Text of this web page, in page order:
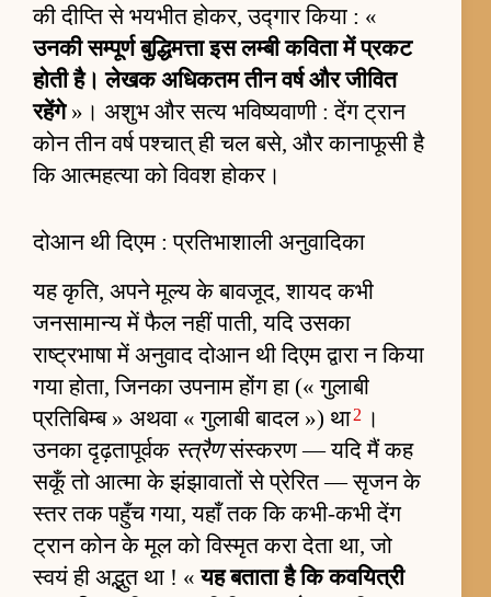
की दीप्ति से भयभीत होकर, उद्गार किया : «
उनकी सम्पूर्ण बुद्धिमत्ता इस लम्बी कविता में प्रकट
होती है। लेखक अधिकतम तीन वर्ष और जीवित
रहेंगे»। अशुभ और सत्य भविष्यवाणी : देंग ट्रान
कोन तीन वर्ष पश्चात् ही चल बसे, और कानाफूसी है
कि आत्महत्या को विवश होकर।
दोआन थी दिएम : प्रतिभाशाली अनुवादिका
यह कृति, अपने मूल्य के बावजूद, शायद कभी
जनसामान्य में फैल नहीं पाती, यदि उसका
राष्ट्रभाषा में अनुवाद दोआन थी दिएम द्वारा न किया
गया होता, जिनका उपनाम होंग हा (« गुलाबी
प्रतिबिम्ब » अथवा « गुलाबी बादल ») था2 ।
उनका दृढ़तापूर्वक स्त्रैणसंस्करण — यदि मैं कह
सकूँ तो आत्मा के झंझावातों से प्रेरित — सृजन के
स्तर तक पहुँच गया, यहाँ तक कि कभी-कभी देंग
ट्रान कोन के मूल को विस्मृत करा देता था, जो
स्वयं ही अद्भुत था ! «यह बताता है कि कवयित्री